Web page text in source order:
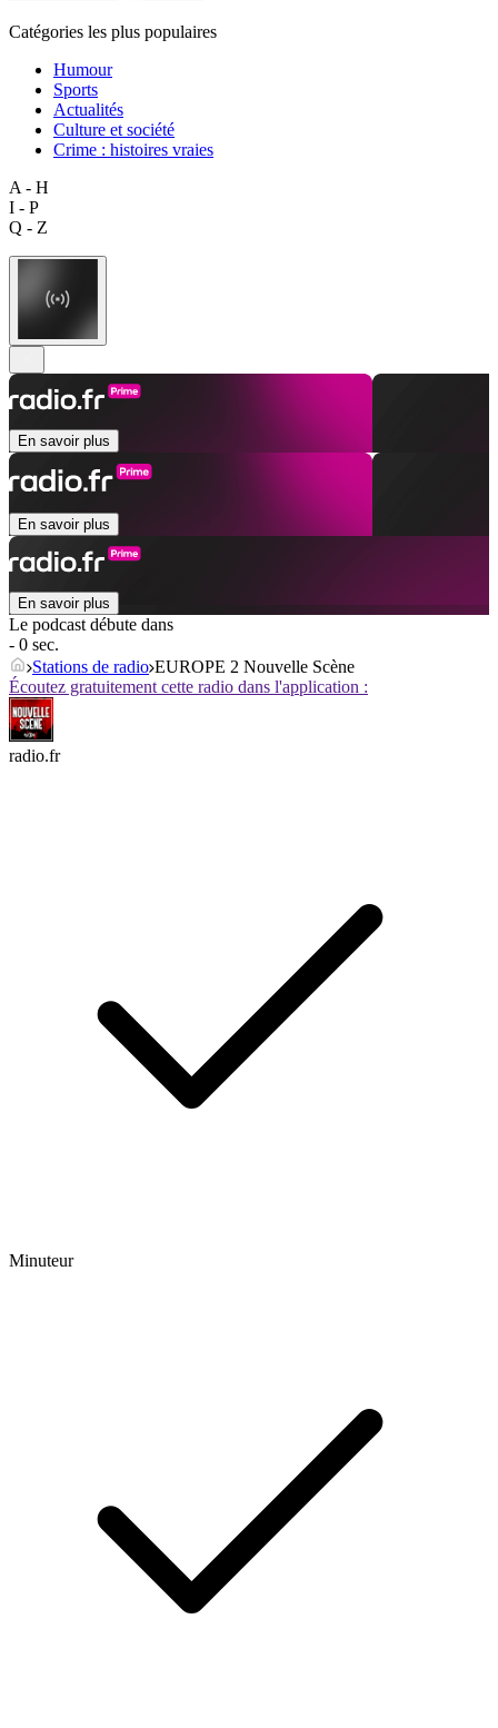
Catégories les plus populaires
Humour
Sports
Actualités
Culture et société
Crime : histoires vraies
A - H
I - P
Q - Z
En savoir plus
En savoir plus
En savoir plus
Le podcast débute dans
- 0 sec.
Stations de radio EUROPE 2 Nouvelle Scène
Écoutez gratuitement cette radio dans l'application :
radio.fr
Minuteur